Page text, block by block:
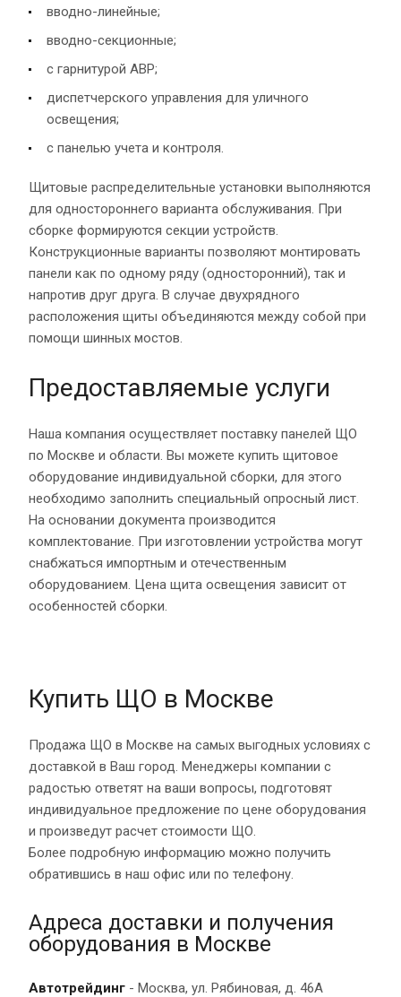
вводно-линейные;
вводно-секционные;
с гарнитурой АВР;
диспетчерского управления для уличного
освещения;
с панелью учета и контроля.
Щитовые распределительные установки выполняются
для одностороннего варианта обслуживания. При
сборке формируются секции устройств.
Конструкционные варианты позволяют монтировать
панели как по одному ряду (односторонний), так и
напротив друг друга. В случае двухрядного
расположения щиты объединяются между собой при
помощи шинных мостов.
Предоставляемые услуги
Наша компания осуществляет поставку панелей ЩО
по Москве и области. Вы можете купить щитовое
оборудование индивидуальной сборки, для этого
необходимо заполнить специальный опросный лист.
На основании документа производится
комплектование. При изготовлении устройства могут
снабжаться импортным и отечественным
оборудованием. Цена щита освещения зависит от
особенностей сборки.
Купить ЩО в Москве
Продажа ЩО в Москве на самых выгодных условиях с
доставкой в Ваш город. Менеджеры компании с
радостью ответят на ваши вопросы, подготовят
индивидуальное предложение по цене оборудования
и произведут расчет стоимости ЩО.
Более подробную информацию можно получить
обратившись в наш офис или по телефону.
Адреса доставки и получения
оборудования в Москве
Автотрейдинг - Москва, ул. Рябиновая, д. 46А